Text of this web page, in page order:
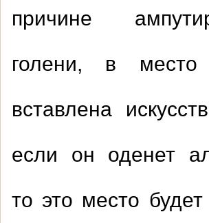
причине
голени, в место
вставлена
если он оденет
то это место